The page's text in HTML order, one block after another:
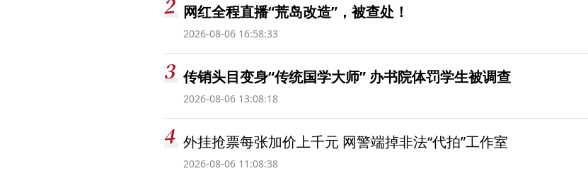
网红全程直播“荒岛改造”，被查处！
2026-08-06 16:58:33
传销头目变身“传统国学大师” 办书院体罚学生被调查
2026-08-06 13:08:18
外挂抢票每张加价上千元 网警端掉非法“代拍”工作室
2026-08-06 11:08:38